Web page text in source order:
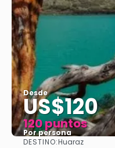
Desde
US$120
120 puntos
Por persona
DESTINO:Huaraz